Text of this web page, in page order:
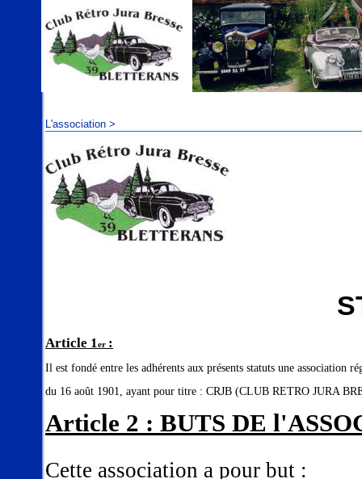
L'association >
Article 1 er :
Il est fondé entre les adhérents aux présents statuts une association
du 16 août 1901, ayant pour titre : CRJB (CLUB RETRO JURA
Article 2 : BUTS DE
Cette association a pour but :